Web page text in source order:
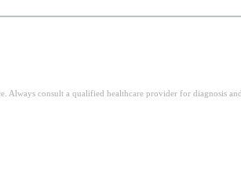
consult a qualified healthcare provider for diagnosis